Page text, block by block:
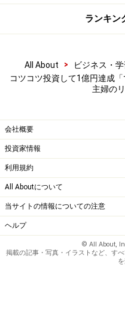
ランキン
All About > ビジネス・学
コツコツ投資して1億円達成
主婦の
会社概要
投資家情報
利用規約
All Aboutについて
当サイトの情報についての注意
ヘルプ
© All About,
掲載の記事・写真・イラストなど、す